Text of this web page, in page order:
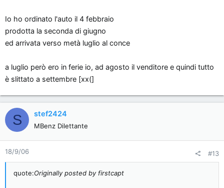
Io ho ordinato l'auto il 4 febbraio
prodotta la seconda di giugno
ed arrivata verso metà luglio al conce
a luglio però ero in ferie io, ad agosto il venditore e quindi tutto
è slittato a settembre [xx(]
S stef2424
MBenz Dilettante
18/9/06 #13
quote:Originally posted by firstcapt